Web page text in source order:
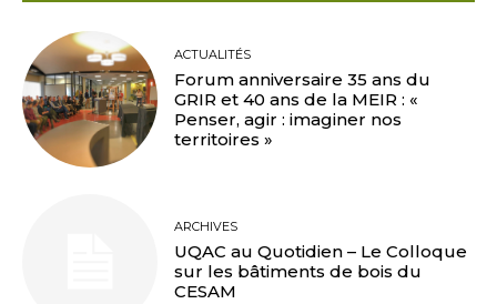
ACTUALITÉS
Forum anniversaire 35 ans du
GRIR et 40 ans de la MEIR : «
Penser, agir : imaginer nos
territoires »
ARCHIVES
UQAC au Quotidien – Le Colloque
sur les bâtiments de bois du
CESAM